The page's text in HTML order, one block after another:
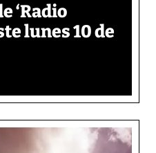
‘Radio
lunes 10 de